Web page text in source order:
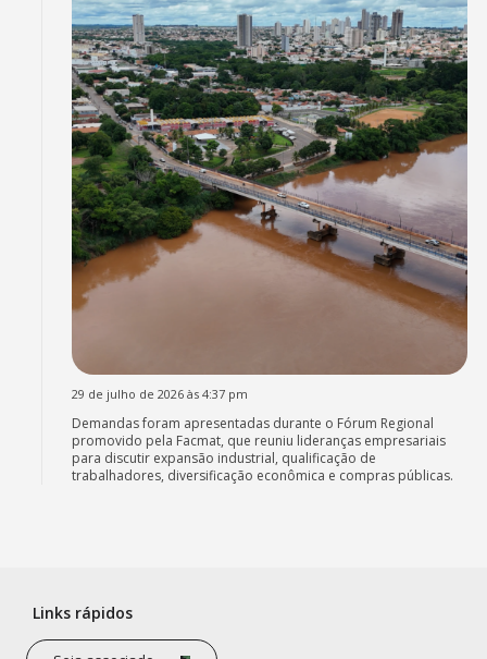
29 de julho de 2026 às 4:37 pm
Demandas foram apresentadas durante o Fórum Regional
promovido pela Facmat, que reuniu lideranças empresariais
para discutir expansão industrial, qualificação de
trabalhadores, diversificação econômica e compras públicas.
Links rápidos